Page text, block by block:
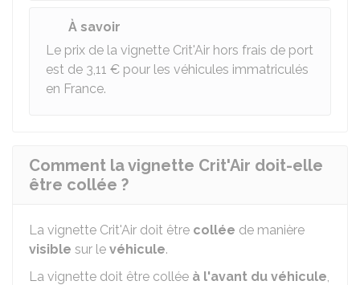
À savoir
Le prix de la vignette Crit'Air hors frais de port
est de 3,11 € pour les véhicules immatriculés
en France.
Comment la vignette Crit'Air doit-elle
être collée ?
La vignette Crit'Air doit être collée de manière
visible sur le véhicule.
La vignette doit être collée à l'avant du véhicule,